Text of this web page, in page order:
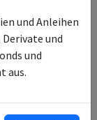
und Anleihen
und
und
aus.